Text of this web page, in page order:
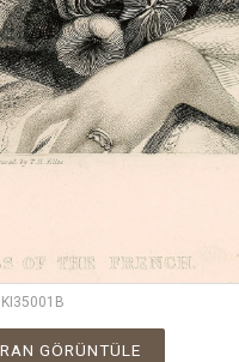
GÖRÜNTÜLE